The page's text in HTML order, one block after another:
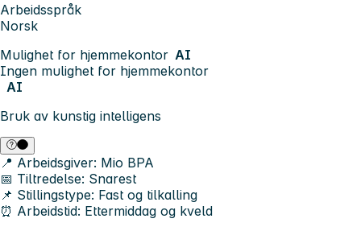
Arbeidsspråk
Norsk
Mulighet for hjemmekontor AI
Ingen mulighet for hjemmekontor
AI
Bruk av kunstig intelligens
📍 Arbeidsgiver: Mio BPA
📅 Tiltredelse: Snarest
📌 Stillingstype: Fast og tilkalling
⏰ Arbeidstid: Ettermiddag og kveld